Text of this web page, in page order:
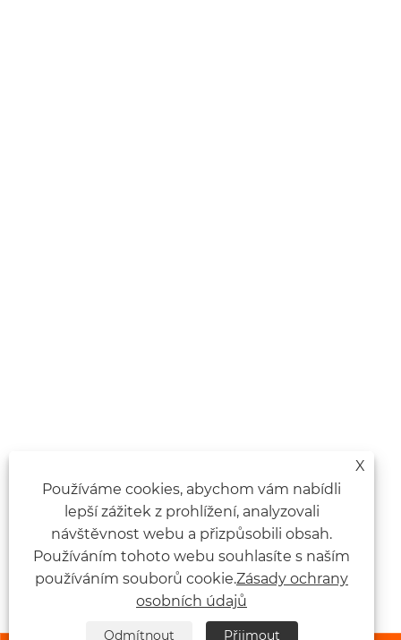
X
Používáme cookies, abychom vám nabídli
lepší zážitek z prohlížení, analyzovali
návštěvnost webu a přizpůsobili obsah.
Používáním tohoto webu souhlasíte s naším
používáním souborů cookie.Zásady ochrany
osobních údajů
Odmítnout Přijmout